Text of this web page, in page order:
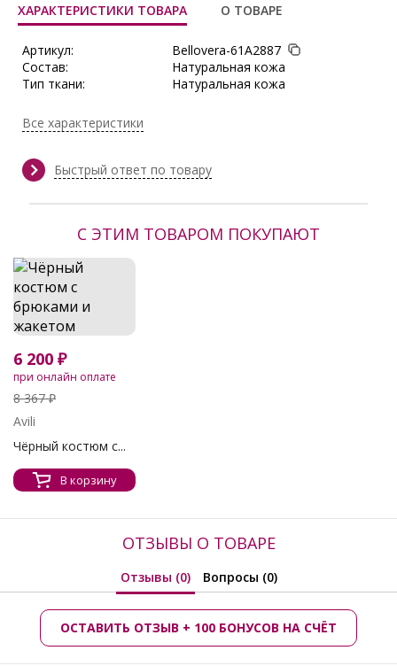
ХАРАКТЕРИСТИКИ ТОВАРА О ТОВАРЕ
Артикул:
Bellovera-61А2887
Состав:
Натуральная кожа
Тип ткани:
Натуральная кожа
Все характеристики
Быстрый ответ по товару
С ЭТИМ ТОВАРОМ ПОКУПАЮТ
6 200 ₽
при онлайн оплате
8 367 ₽
Avili
Чёрный костюм с...
В корзину
ОТЗЫВЫ О ТОВАРЕ
Отзывы (0) Вопросы (0)
ОСТАВИТЬ ОТЗЫВ + 100 БОНУСОВ НА СЧЁТ